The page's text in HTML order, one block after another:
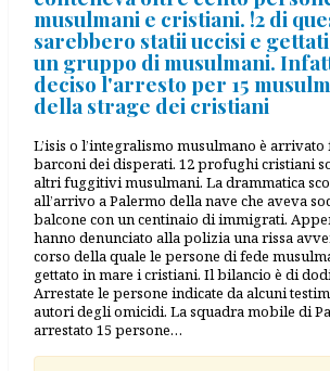
musulmani e cristiani. !2 di
sarebbero statii uccisi e
un gruppo di musulmani.
deciso l'arresto per 15
della strage dei cristiani
L’isis o l’integralismo musulmano è
barconi dei disperati. 12 profughi cristiani
altri fuggitivi musulmani. La drammatica
all’arrivo a Palermo della nave che aveva
balcone con un centinaio di immigrati.
hanno denunciato alla polizia una rissa
corso della quale le persone di fede
gettato in mare i cristiani. Il bilancio è di
Arrestate le persone indicate da alcuni
autori degli omicidi. La squadra mobile di
arrestato 15 persone…